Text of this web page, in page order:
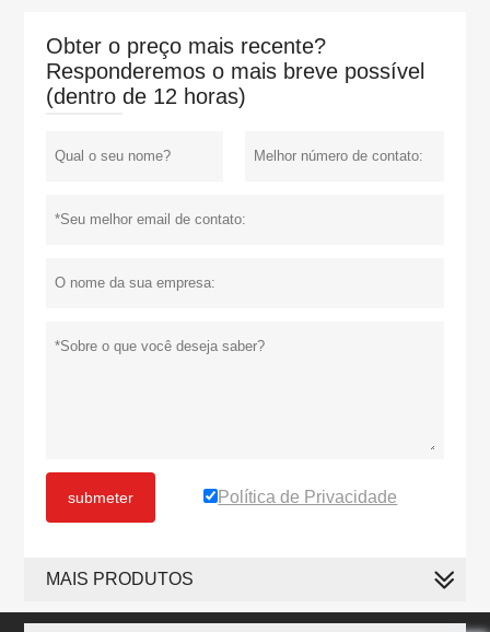
Obter o preço mais recente?
Responderemos o mais breve possível
(dentro de 12 horas)
submeter Política de Privacidade
MAIS PRODUTOS